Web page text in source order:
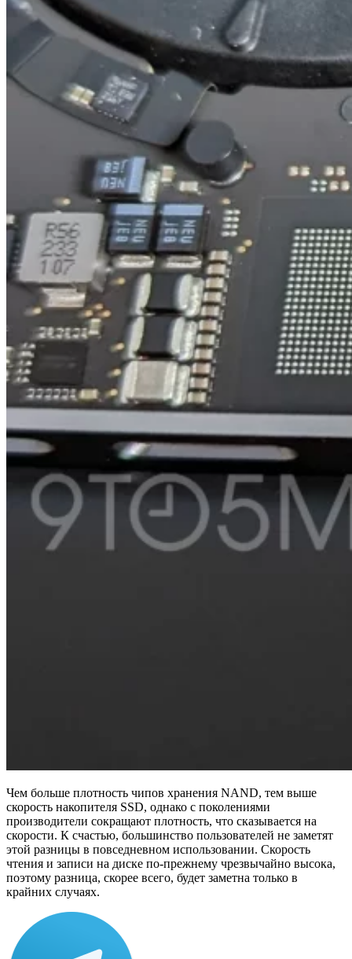
Чем больше плотность чипов хранения NAND, тем выше
скорость накопителя SSD, однако с поколениями
производители сокращают плотность, что сказывается на
скорости. К счастью, большинство пользователей не заметят
этой разницы в повседневном использовании. Скорость
чтения и записи на диске по-прежнему чрезвычайно высока,
поэтому разница, скорее всего, будет заметна только в
крайних случаях.